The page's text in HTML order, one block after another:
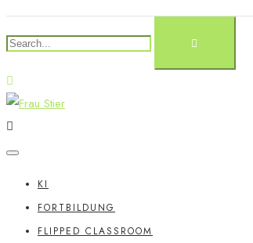
KI
FORTBILDUNG
FLIPPED CLASSROOM